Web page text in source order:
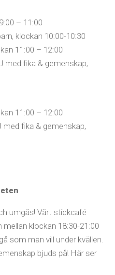
– 11:00
klockan 10:00-10:30
11:00 – 12:00
med fika & gemenskap,
11:00 – 12:00
fika & gemenskap,
umgås! Vårt stickcafé
klockan 18:30-21:00
som man vill under kvällen.
bjuds på! Här ser